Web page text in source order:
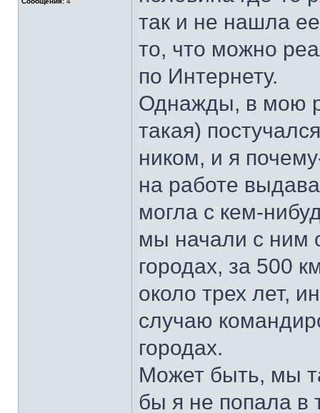
так и не нашла
то, что можно
по Интернету.
Однажды, в мою
такая)
ником, и я
на работе
могла с кем-
мы начали с ним
городах, за 500
около трех лет,
случаю
городах.
Может быть, мы
бы я не попала в